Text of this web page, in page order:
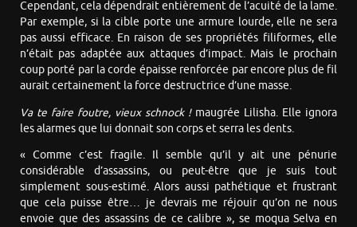
Cependant, cela dépendrait entièrement de l’acuité de la lame.
Par exemple, si la cible porte une armure lourde, elle ne sera
pas aussi efficace. En raison de ses propriétés filiformes, elle
n’était pas adaptée aux attaques d’impact. Mais le prochain
coup porté par la corde épaisse renforcée par encore plus de fil
aurait certainement la force destructrice d’une masse.
Va te faire foutre, vieux schnock !maugrée Lilisha. Elle ignora
les alarmes que lui donnait son corps et serra les dents.
« Comme c’est fragile. Il semble qu’il y ait une pénurie
considérable d’assassins, ou peut-être que je suis tout
simplement sous-estimé. Alors aussi pathétique et frustrant
que cela puisse être… je devrais me réjouir qu’on ne nous
envoie que des assassins de ce calibre », se moqua Selva en